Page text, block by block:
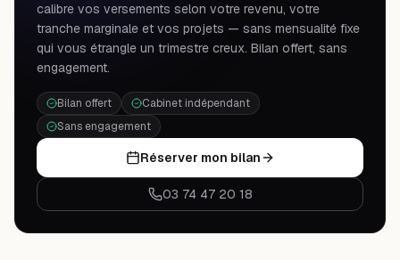
calibre vos versements selon votre revenu, votre
tranche marginale et vos projets — sans mensualité fixe
qui vous étrangle un trimestre creux. Bilan offert, sans
engagement.
Bilan offert
Cabinet indépendant
Sans engagement
Réserver mon bilan
03 74 47 20 18